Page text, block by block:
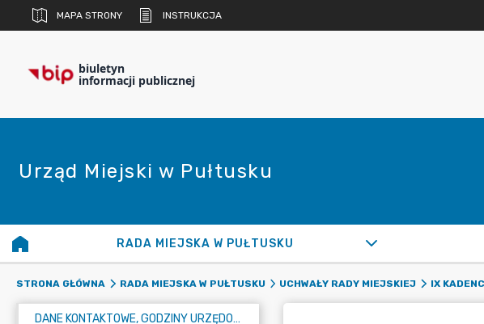
MAPA STRONY INSTRUKCJA
biuletyn
informacji publicznej
Urząd Miejski w Pułtusku
RADA MIEJSKA W PUŁTUSKU
STRONA GŁÓWNA RADA MIEJSKA W PUŁTUSKU UCHWAŁY RADY MIEJSKIEJ IX
DANE KONTAKTOWE, GODZINY URZĘDOWANIA I NUMER KONTA BANKOWEGO